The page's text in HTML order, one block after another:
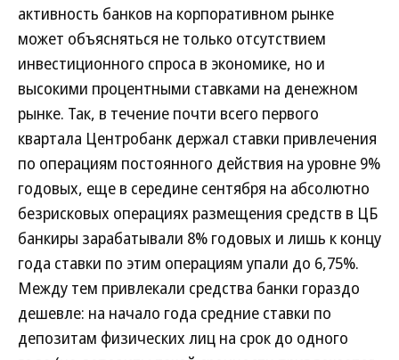
активность банков на корпоративном рынке
может объясняться не только отсутствием
инвестиционного спроса в экономике, но и
высокими процентными ставками на денежном
рынке. Так, в течение почти всего первого
квартала Центробанк держал ставки привлечения
по операциям постоянного действия на уровне 9%
годовых, еще в середине сентября на абсолютно
безрисковых операциях размещения средств в ЦБ
банкиры зарабатывали 8% годовых и лишь к концу
года ставки по этим операциям упали до 6,75%.
Между тем привлекали средства банки гораздо
дешевле: на начало года средние ставки по
депозитам физических лиц на срок до одного